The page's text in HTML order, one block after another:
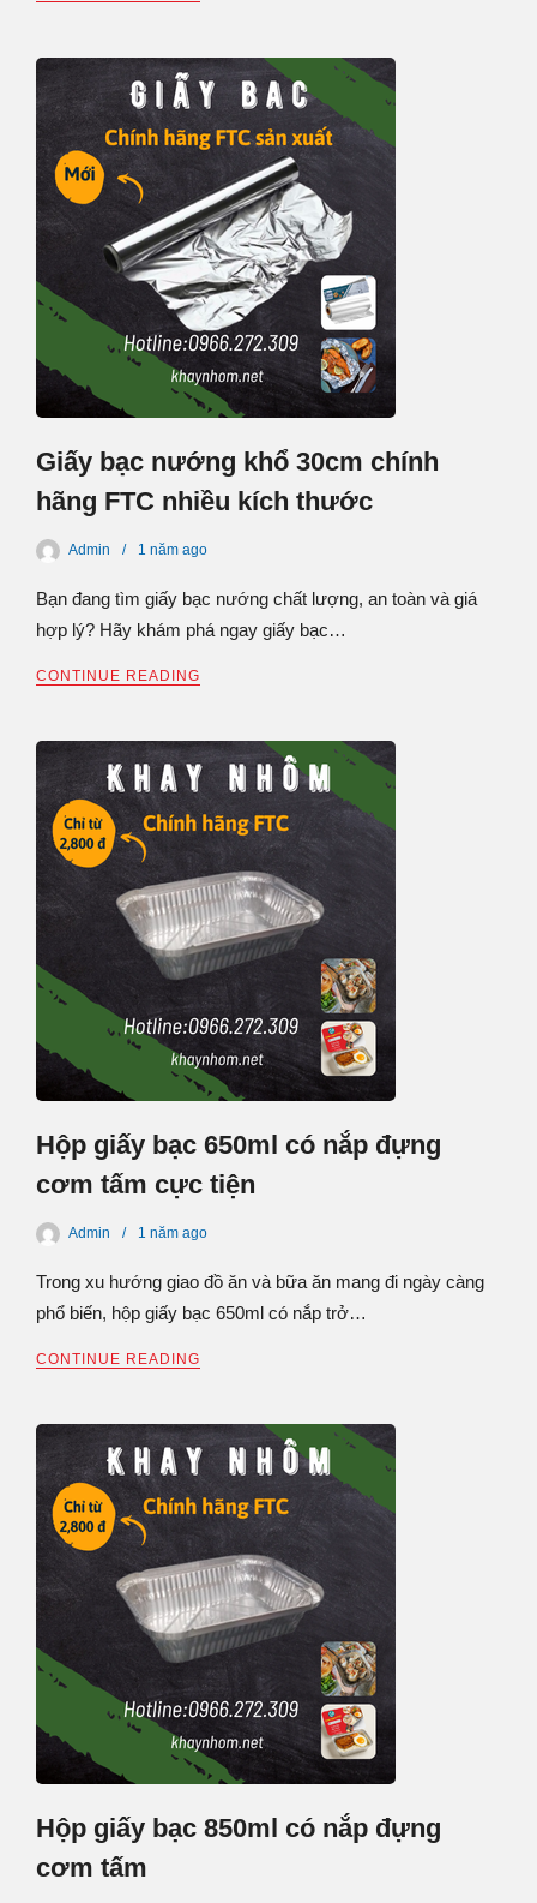
Giấy bạc nướng khổ 30cm chính
hãng FTC nhiều kích thước
Admin 1 năm ago
Bạn đang tìm giấy bạc nướng chất lượng, an toàn và giá
hợp lý? Hãy khám phá ngay giấy bạc…
CONTINUE READING
Hộp giấy bạc 650ml có nắp đựng
cơm tấm cực tiện
Admin 1 năm ago
Trong xu hướng giao đồ ăn và bữa ăn mang đi ngày càng
phổ biến, hộp giấy bạc 650ml có nắp trở…
CONTINUE READING
Hộp giấy bạc 850ml có nắp đựng
cơm tấm